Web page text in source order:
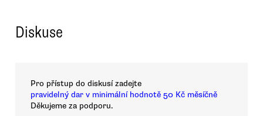
Diskuse
Pro přístup do diskusí zadejte
pravidelný dar v minimální hodnotě 50 Kč měsíčně
Děkujeme za podporu.